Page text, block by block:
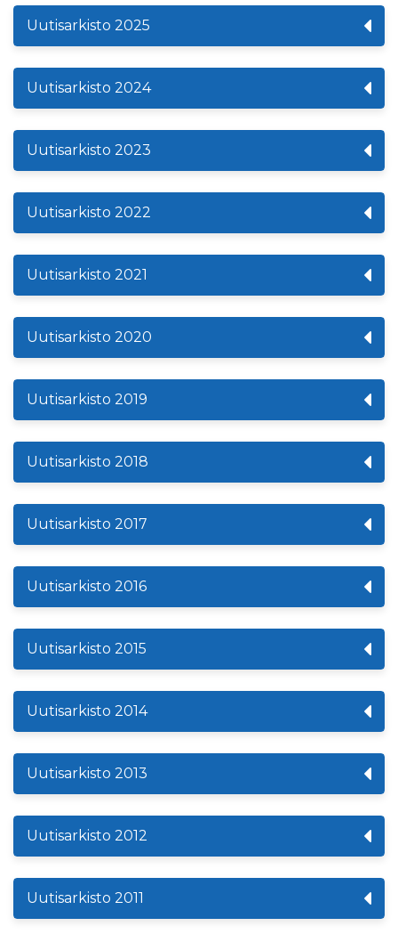
Uutisarkisto 2025
Uutisarkisto 2024
Uutisarkisto 2023
Uutisarkisto 2022
Uutisarkisto 2021
Uutisarkisto 2020
Uutisarkisto 2019
Uutisarkisto 2018
Uutisarkisto 2017
Uutisarkisto 2016
Uutisarkisto 2015
Uutisarkisto 2014
Uutisarkisto 2013
Uutisarkisto 2012
Uutisarkisto 2011